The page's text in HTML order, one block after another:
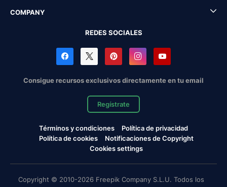
COMPANY
REDES SOCIALES
Consigue recursos exclusivos directamente en tu email
Regístrate
Términos y condiciones
Política de privacidad
Política de cookies
Notificaciones de Copyright
Cookies settings
Copyright © 2010-2026 Freepik Company S.L.U. Todos los